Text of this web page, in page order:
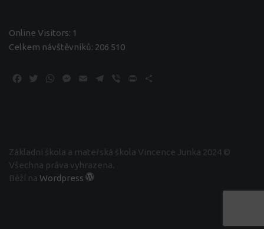
Online Visitors: 1
Celkem návštěvníků: 206 510
Facebook
TwitterWhatsApp
Messenger
Email Telegram
Viber Print
Základní škola a mateřská škola Vincence Junka 2024 ©
Všechna práva vyhrazena.
Běží na Wordpress